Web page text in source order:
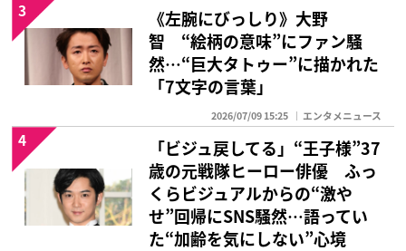
《左腕にびっしり》大野
智 “絵柄の意味”にファン騒
然…“巨大タトゥー”に描かれた
「7文字の言葉」
2026/07/09 15:25 エンタメニュース
3
「ビジュ戻してる」“王子様”37
歳の元戦隊ヒーロー俳優 ふっ
くらビジュアルからの“激や
せ”回帰にSNS騒然…語ってい
た“加齢を気にしない”心境
4